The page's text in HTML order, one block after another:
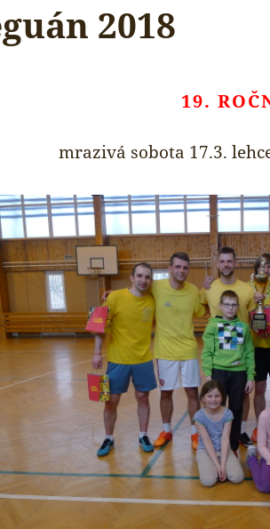
2018
19.
mrazivá sobota 17.3.